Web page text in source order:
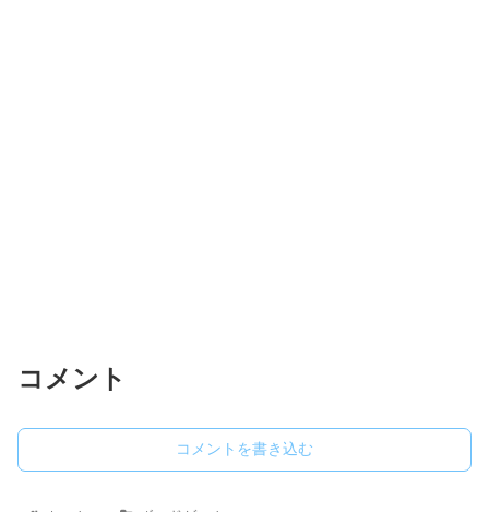
コメント
コメントを書き込む